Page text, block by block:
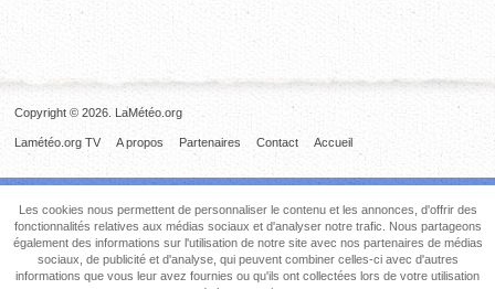
Copyright © 2026. LaMétéo.org
Accueil
Contact
Partenaires
A propos
Lamétéo.org TV
Les cookies nous permettent de personnaliser le contenu et les annonces, d'offrir des
fonctionnalités relatives aux médias sociaux et d'analyser notre trafic. Nous partageons
également des informations sur l'utilisation de notre site avec nos partenaires de médias
sociaux, de publicité et d'analyse, qui peuvent combiner celles-ci avec d'autres
informations que vous leur avez fournies ou qu'ils ont collectées lors de votre utilisation